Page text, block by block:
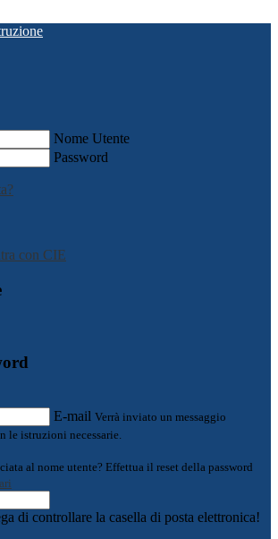
Nome Utente
Password
con CIE
E-mail Verrà inviato un messaggio
le istruzioni necessarie.
al nome utente? Effettua il reset della password
di controllare la casella di posta elettronica!